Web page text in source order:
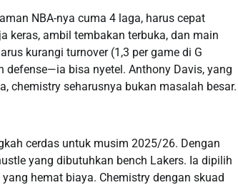
NBA-nya cuma 4 laga, harus cepat
keras, ambil tembakan terbuka, dan main
kurangi turnover (1,3 per game di G
bisa nyetel. Anthony Davis, yang
chemistry seharusnya bukan masalah besar.
cerdas untuk musim 2025/26. Dengan
yang dibutuhkan bench Lakers. Ia dipilih
hemat biaya. Chemistry dengan skuad